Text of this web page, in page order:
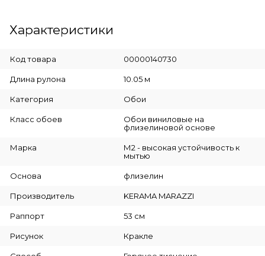
Характеристики
Код товара 00000140730
Длина рулона 10.05 м
Категория Обои
Класс обоев
Обои виниловые на
флизелиновой основе
Марка
М2 - высокая устойчивость к
мытью
Основа флизелин
Производитель KERAMA MARAZZI
Раппорт 53 см
Рисунок Кракле